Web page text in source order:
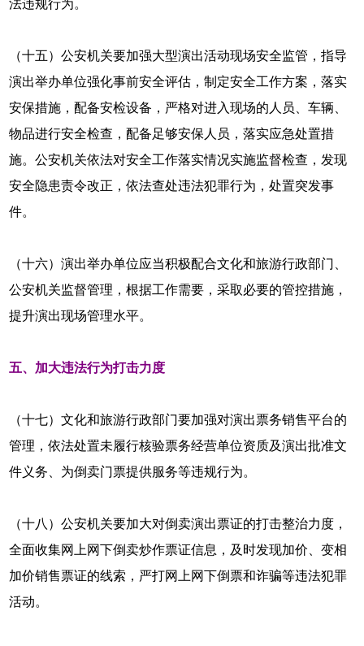
法违规行为。
（十五）公安机关要加强大型演出活动现场安全监管，指导
演出举办单位强化事前安全评估，制定安全工作方案，落实
安保措施，配备安检设备，严格对进入现场的人员、车辆、
物品进行安全检查，配备足够安保人员，落实应急处置措
施。公安机关依法对安全工作落实情况实施监督检查，发现
安全隐患责令改正，依法查处违法犯罪行为，处置突发事
件。
（十六）演出举办单位应当积极配合文化和旅游行政部门、
公安机关监督管理，根据工作需要，采取必要的管控措施，
提升演出现场管理水平。
五、加大违法行为打击力度
（十七）文化和旅游行政部门要加强对演出票务销售平台的
管理，依法处置未履行核验票务经营单位资质及演出批准文
件义务、为倒卖门票提供服务等违规行为。
（十八）公安机关要加大对倒卖演出票证的打击整治力度，
全面收集网上网下倒卖炒作票证信息，及时发现加价、变相
加价销售票证的线索，严打网上网下倒票和诈骗等违法犯罪
活动。